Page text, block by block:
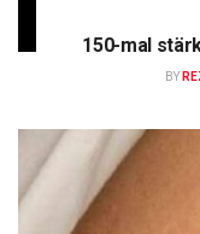
150-mal
BY